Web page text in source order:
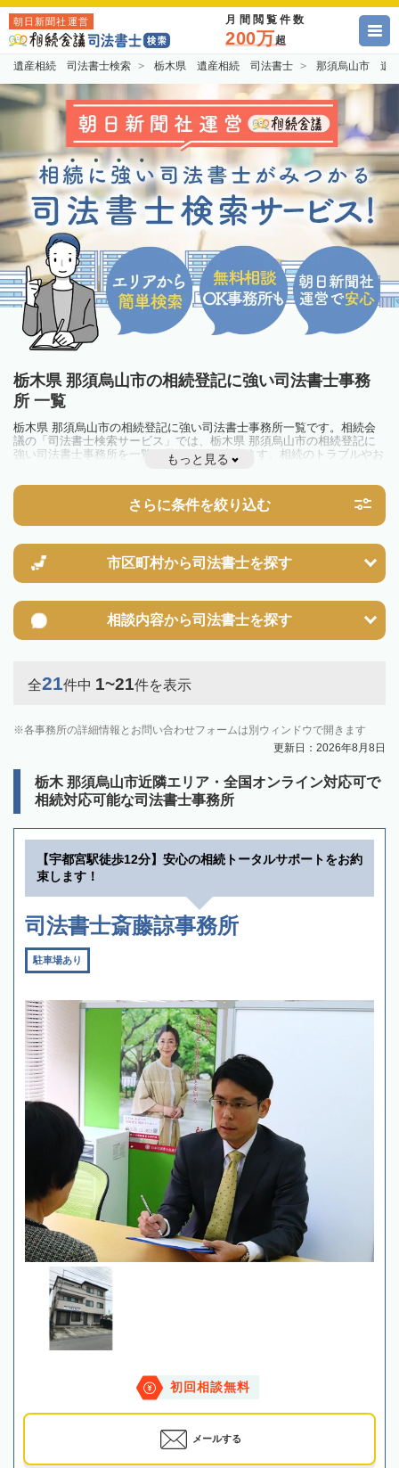
朝日新聞社運営 月間閲覧件数
200万超
遺産相続 司法書士検索 栃木県 遺産相続 司法書士 那須烏山市 遺
栃木県 那須烏山市の相続登記に強い司法書士事務
所 一覧
栃木県 那須烏山市の相続登記に強い司法書士事務所一覧です。相続会
議の「司法書士検索サービス」では、栃木県 那須烏山市の相続登記に
強い司法書士事務所を一覧で見ることが出来ます。相続のトラブルやお
悩みを抱えている方は一度近隣の司法書士に相談してみましょう。
不動産を相続した場合、相続を知った日から3年以内に登記しないと、
10万円以下の過料が科せられるため、速やかな手続きが必要です。義務
化前の相続も対象となるため注意しましょう。
す。その他の相続手続きも任せることが可能です。
また、義務化に伴い、相続人申告登記制度が創設されました。遺産分割
の話し合いがまとまらず登記できない場合は、この制度の活用を検討し
もっと見る
さらに条件を絞り込む
市区町村から司法書士を探す
相談内容から司法書士を探す
全21件中 1~21件を表示
各事務所の詳細情報とお問い合わせフォームは別ウィンドウで開きます
更新日：2026年8月8日
栃木 那須烏山市近隣エリア・全国オンライン対応可で
相続対応可能な司法書士事務所
【宇都宮駅徒歩12分】安心の相続トータルサポートをお約
束します！
司法書士斎藤諒事務所
駐車場あり
初回相談無料
メールする